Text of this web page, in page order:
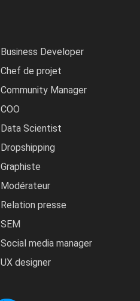
Business Developer
Chef de projet
Community Manager
COO
Data Scientist
Dropshipping
Graphiste
Modérateur
Relation presse
SEM
Social media manager
UX designer